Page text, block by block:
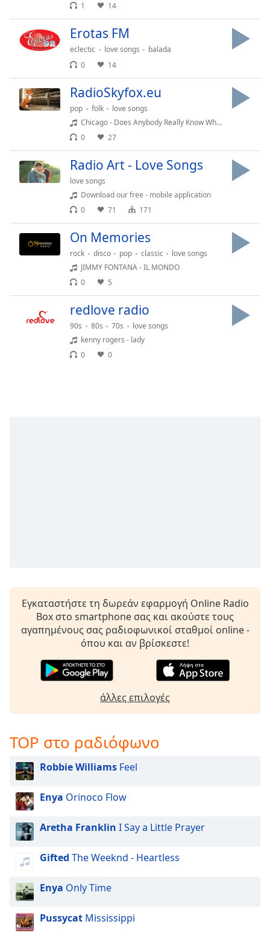
descriptions
off,
subtitles
settings
dialog
subtitles
Audio
Opacity
Area
Background
Color
Opacity
Font
Text
Edge
Style
1
14
Erotas FM
eclectic love songs
balada
0
14
RadioSkyfox.eu
pop folk
love songs
Chicago - Does Anybody Really Know What Time It Is?
0
27
Radio Art - Love Songs
love songs
Download our free - mobile application
0
71 171
On Memories
rock disco pop classic
love songs
JIMMY FONTANA - IL MONDO
0
5
redlove radio
90s 80s 70s
love songs
kenny rogers - lady
0
0
Εγκαταστήστε τη δωρεάν εφαρμογή Online Radio
Box στο smartphone σας και ακούστε τους
αγαπημένους σας ραδιοφωνικοί σταθμοί online -
όπου και αν βρίσκεστε!
άλλες επιλογές
TOP στο ραδιόφωνο
Robbie Williams Feel
Enya Orinoco Flow
Aretha Franklin I Say a Little Prayer
Gifted The Weeknd - Heartless
Enya Only Time
Pussycat Mississippi